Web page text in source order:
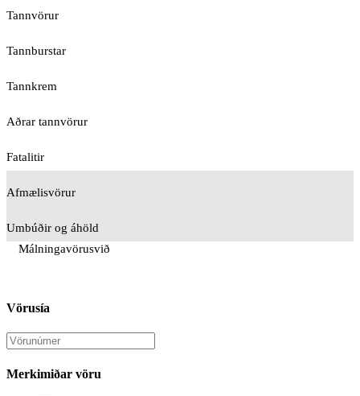
Tannvörur
Tannburstar
Tannkrem
Aðrar tannvörur
Fatalitir
Afmælisvörur
Umbúðir og áhöld
Málningavörusvið
Vörusía
Merkimiðar vöru